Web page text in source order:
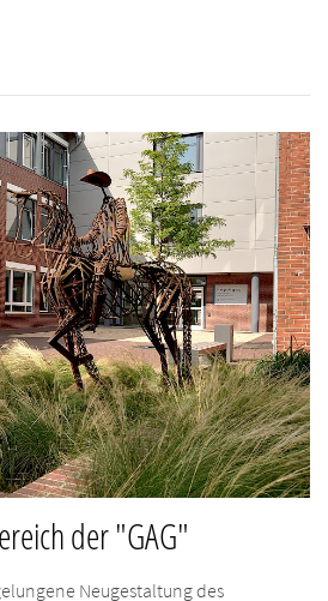
der "GAG"
Neugestaltung des